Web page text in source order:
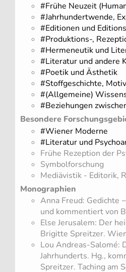
#Frühe Neuzeit
#Jahrhundertwende,
#Editionen und
#Produktions-,
#Hermeneutik und
#Literatur und andere
#Poetik und Ästhetik
#Stoffgeschichte,
#(Allgemeine)
#Beziehungen
Besondere
#Wiener Moderne
#Literatur und
Frühe Rezeption der
Symbolforschung
Mediävistik - Editorik,
Monographien
Anna Freud: Gedichte
und kommentiert von
Else Jerusalem: Der
Brigitte Spreitzer.
Lou Andreas-Salomé:
Jahrhunderts. Hg.,
Spreitzer. Taching am